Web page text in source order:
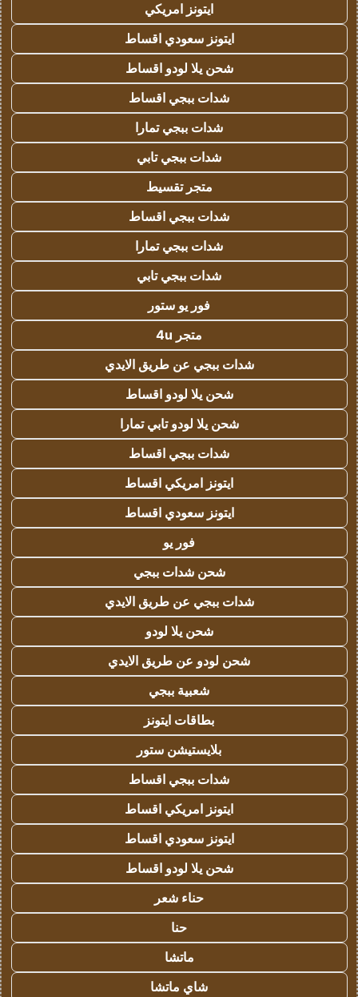
ايتونز امريكي
ايتونز سعودي اقساط
شحن يلا لودو اقساط
شدات ببجي اقساط
شدات ببجي تمارا
شدات ببجي تابي
متجر تقسيط
شدات ببجي اقساط
شدات ببجي تمارا
شدات ببجي تابي
فور يو ستور
متجر 4u
شدات ببجي عن طريق الايدي
شحن يلا لودو اقساط
شحن يلا لودو تابي تمارا
شدات ببجي اقساط
ايتونز امريكي اقساط
ايتونز سعودي اقساط
فور يو
شحن شدات ببجي
شدات ببجي عن طريق الايدي
شحن يلا لودو
شحن لودو عن طريق الايدي
شعبية ببجي
بطاقات ايتونز
بلايستيشن ستور
شدات ببجي اقساط
ايتونز امريكي اقساط
ايتونز سعودي اقساط
شحن يلا لودو اقساط
حناء شعر
حنا
ماتشا
شاي ماتشا